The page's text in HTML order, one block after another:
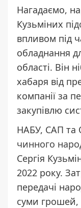
Нагадаємо,
Кузьміних
впливом під
обладнання
області. Він
хабаря від
компанії за
закупівлю
НАБУ, САП та
чинного
Сергія
2022 року.
передачі
суми грошей,